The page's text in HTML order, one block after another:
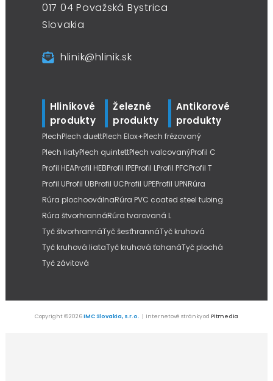
017 04 Považská Bystrica
Slovakia
hlinik@hlinik.sk
Hliníkové
produkty
Železné
produkty
Antikorové
produkty
PlechPlech duettPlech Elox+Plech frézovaný
Plech liatyPlech quintettPlech valcovanýProfil C
Profil HEAProfil HEBProfil IPEProfil LProfil PFCProfil T
Profil UProfil UBProfil UCProfil UPEProfil UPNRúra
Rúra plochooválnaRúra PVC coated steel tubing
Rúra štvorhrannáRúra tvarovaná L
Tyč štvorhrannáTyč šesťhrannáTyč kruhová
Tyč kruhová liataTyč kruhová ťahanáTyč plochá
Tyč závitová
Copyright © 2026IMC Slovakia, s.r.o. | Internetové stránky od Pitmedia